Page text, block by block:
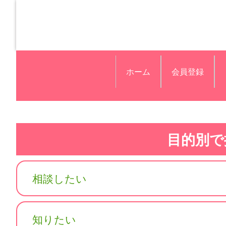
ホーム 会員登録
目的別
相談したい
知りたい